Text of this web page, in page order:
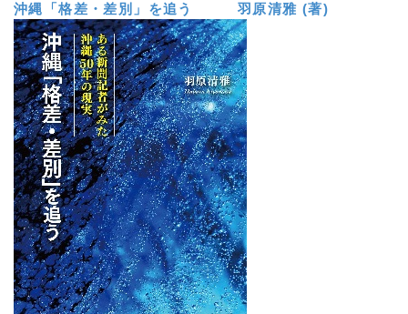
沖縄「格差・差別」を追う 羽原清雅 (著)